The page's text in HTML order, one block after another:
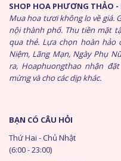
SHOP HOA PHƯƠNG THẢO
Mua hoa tươi không lo về giá.
nội thành phố. Thu tiền mặt
qua thẻ. Lựa chọn hoàn hảo
Niệm, Lãng Mạn, Ngày Phụ
ra, Hoaphuongthao nhận
mừng và cho các dịp khác.
BẠN CÓ CÂU HỎI
Thứ Hai - Chủ Nhật
(6:00 - 23:00)